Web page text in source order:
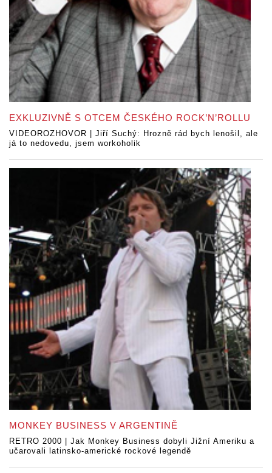
EXKLUZIVNĚ S OTCEM ČESKÉHO ROCK’N’ROLLU
VIDEOROZHOVOR | Jiří Suchý: Hrozně rád bych lenošil, ale
já to nedovedu, jsem workoholik
MONKEY BUSINESS V ARGENTINĚ
RETRO 2000 | Jak Monkey Business dobyli Jižní Ameriku a
učarovali latinsko-americké rockové legendě